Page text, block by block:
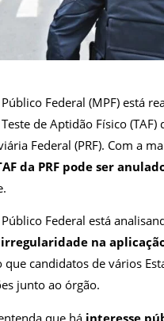
Federal (MPF) está
de Aptidão Físico (TAF)
Federal (PRF). Com a
da PRF pode ser
Federal está
irregularidade na
que candidatos de vários
junto ao órgão.
que há interesse